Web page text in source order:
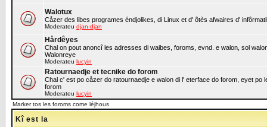
Walotux
Cåzer des libes programes éndjolikes, di Linux et d' ôtès afwaires d'
Moderateu djan-djan
Hårdêyes
Chal on pout anoncî les adresses di waibes, foroms, evnd. e walon, sol
Walonreye
Moderateu lucyin
Ratournaedje et tecnike do forom
Chal c' est po cåzer do ratournaedje e walon di l' eterface do forom, eyet
forom
Moderateu lucyin
Marker tos les foroms come léjhous
Kî est la